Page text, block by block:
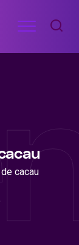
RECEITAS
ACADEMIA
Menu
cacau